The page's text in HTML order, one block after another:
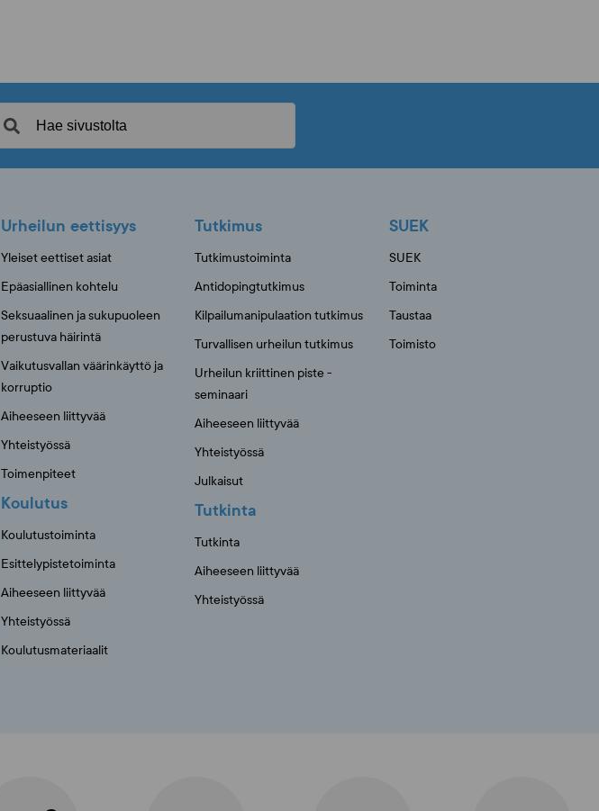
Urheilun eettisyys
Yleiset eettiset asiat
Epäasiallinen kohtelu
Seksuaalinen ja sukupuoleen
perustuva häirintä
Vaikutusvallan väärinkäyttö ja
korruptio
Aiheeseen liittyvää
Yhteistyössä
Toimenpiteet
Koulutus
Koulutustoiminta
Esittelypistetoiminta
Aiheeseen liittyvää
Yhteistyössä
Koulutusmateriaalit
Tutkimus
Tutkimustoiminta
Antidopingtutkimus
Kilpailumanipulaation tutkimus
Turvallisen urheilun tutkimus
Urheilun kriittinen piste -
seminaari
Aiheeseen liittyvää
Yhteistyössä
Julkaisut
Tutkinta
Tutkinta
Aiheeseen liittyvää
Yhteistyössä
SUEK
SUEK
Toiminta
Taustaa
Toimisto